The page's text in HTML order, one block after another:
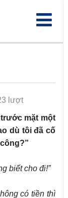
lượt
mặt một
dù tôi đã cố
biết cho đi!”
có tiền thì